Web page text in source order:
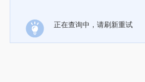
正在查询中，请刷新重试